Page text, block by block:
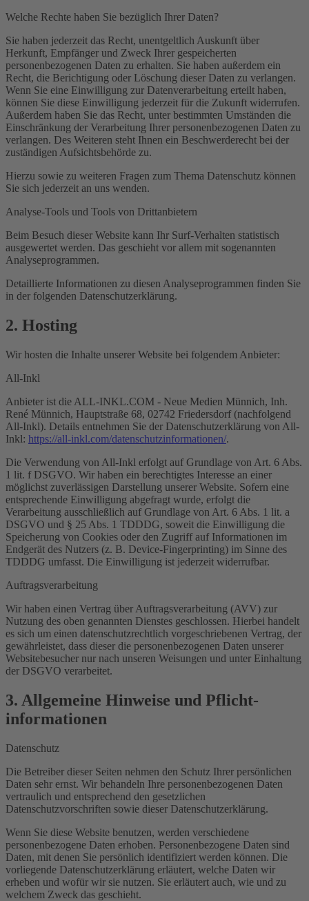
Welche Rechte haben Sie bezüglich Ihrer Daten?
Sie haben jederzeit das Recht, unentgeltlich Auskunft über
Herkunft, Empfänger und Zweck Ihrer gespeicherten
personenbezogenen Daten zu erhalten. Sie haben außerdem ein
Recht, die Berichtigung oder Löschung dieser Daten zu verlangen.
Wenn Sie eine Einwilligung zur Datenverarbeitung erteilt haben,
können Sie diese Einwilligung jederzeit für die Zukunft widerrufen.
Außerdem haben Sie das Recht, unter bestimmten Umständen die
Einschränkung der Verarbeitung Ihrer personenbezogenen Daten zu
verlangen. Des Weiteren steht Ihnen ein Beschwerderecht bei der
zuständigen Aufsichtsbehörde zu.
Hierzu sowie zu weiteren Fragen zum Thema Datenschutz können
Sie sich jederzeit an uns wenden.
Analyse-Tools und Tools von Dritt­anbietern
Beim Besuch dieser Website kann Ihr Surf-Verhalten statistisch
ausgewertet werden. Das geschieht vor allem mit sogenannten
Analyseprogrammen.
Detaillierte Informationen zu diesen Analyseprogrammen finden Sie
in der folgenden Datenschutzerklärung.
2. Hosting
Wir hosten die Inhalte unserer Website bei folgendem Anbieter:
All-Inkl
Anbieter ist die ALL-INKL.COM - Neue Medien Münnich, Inh.
René Münnich, Hauptstraße 68, 02742 Friedersdorf (nachfolgend
All-Inkl). Details entnehmen Sie der Datenschutzerklärung von All-
Inkl: https://all-inkl.com/datenschutzinformationen/.
Die Verwendung von All-Inkl erfolgt auf Grundlage von Art. 6 Abs.
1 lit. f DSGVO. Wir haben ein berechtigtes Interesse an einer
möglichst zuverlässigen Darstellung unserer Website. Sofern eine
entsprechende Einwilligung abgefragt wurde, erfolgt die
Verarbeitung ausschließlich auf Grundlage von Art. 6 Abs. 1 lit. a
DSGVO und § 25 Abs. 1 TDDDG, soweit die Einwilligung die
Speicherung von Cookies oder den Zugriff auf Informationen im
Endgerät des Nutzers (z. B. Device-Fingerprinting) im Sinne des
TDDDG umfasst. Die Einwilligung ist jederzeit widerrufbar.
Auftragsverarbeitung
Wir haben einen Vertrag über Auftragsverarbeitung (AVV) zur
Nutzung des oben genannten Dienstes geschlossen. Hierbei handelt
es sich um einen datenschutzrechtlich vorgeschriebenen Vertrag, der
gewährleistet, dass dieser die personenbezogenen Daten unserer
Websitebesucher nur nach unseren Weisungen und unter Einhaltung
der DSGVO verarbeitet.
3. Allgemeine Hinweise und Pflicht­
informationen
Datenschutz
Die Betreiber dieser Seiten nehmen den Schutz Ihrer persönlichen
Daten sehr ernst. Wir behandeln Ihre personenbezogenen Daten
vertraulich und entsprechend den gesetzlichen
Datenschutzvorschriften sowie dieser Datenschutzerklärung.
Wenn Sie diese Website benutzen, werden verschiedene
personenbezogene Daten erhoben. Personenbezogene Daten sind
Daten, mit denen Sie persönlich identifiziert werden können. Die
vorliegende Datenschutzerklärung erläutert, welche Daten wir
erheben und wofür wir sie nutzen. Sie erläutert auch, wie und zu
welchem Zweck das geschieht.